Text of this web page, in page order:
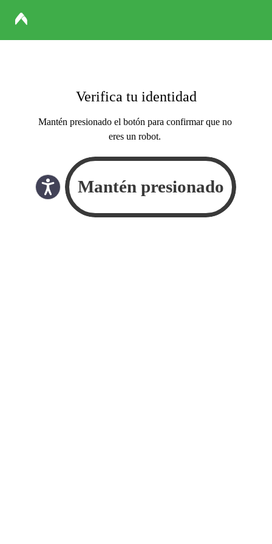
Verifica tu identidad
Mantén presionado el botón para confirmar que no
eres un robot.